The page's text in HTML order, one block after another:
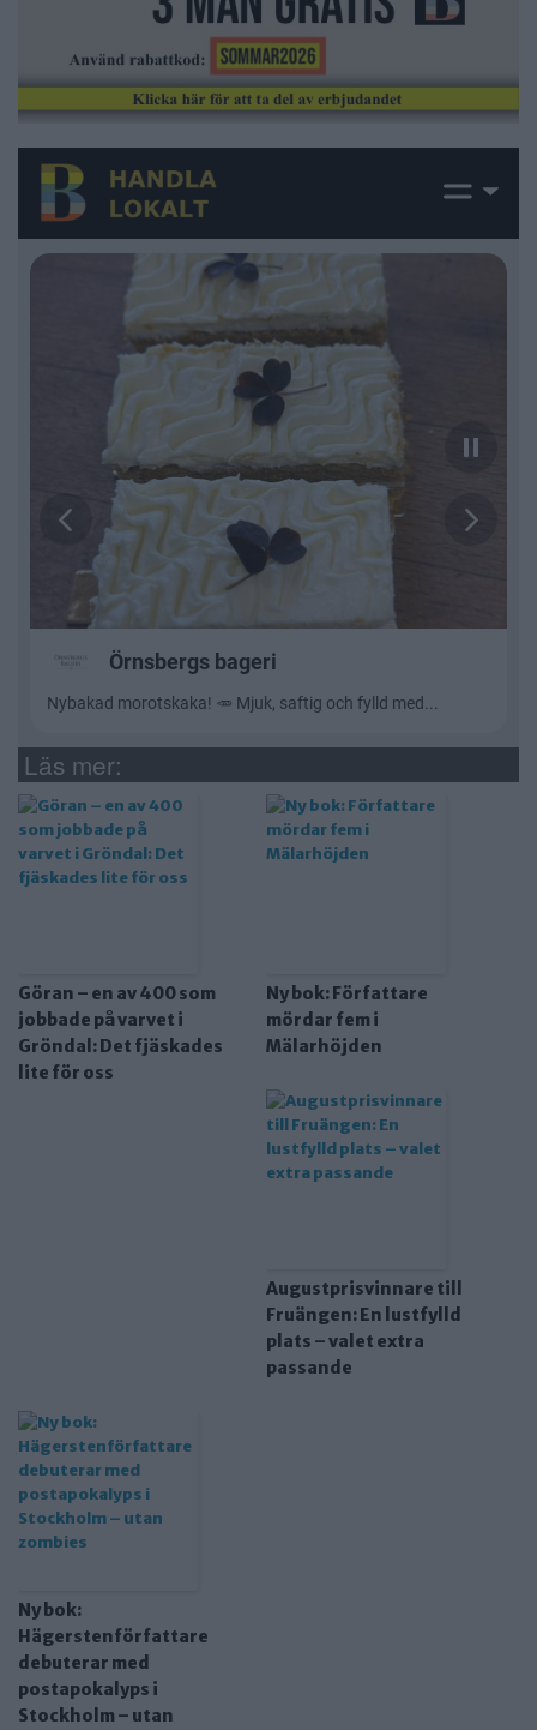
Läs mer:
Göran – en av 400 som
jobbade på varvet i
Gröndal: Det fjäskades
lite för oss
Ny bok: Författare
mördar fem i
Mälarhöjden
Augustprisvinnare till
Fruängen: En lustfylld
plats – valet extra
passande
Ny bok:
Hägerstenförfattare
debuterar med
postapokalyps i
Stockholm – utan